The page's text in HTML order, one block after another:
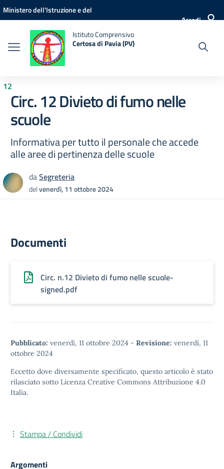
Vai ai contenuti
Vai al menu di navigazione
Vai al footer
Ministero dell'Istruzione e del
Accedi
Istituto Comprensivo
Certosa di Pavia (PV)
12
Circ. 12 Divieto di fumo nelle
scuole
Informativa per tutto il personale che accede
alle aree di pertinenza delle scuole
daSegreteria
delvenerdì, 11 ottobre 2024
Documenti
Circ. n.12 Divieto di fumo nelle scuole-
signed.pdf
Pubblicato: venerdì, 11 ottobre 2024 - Revisione: venerdì, 11
ottobre 2024
Eccetto dove diversamente specificato, questo articolo è stato
rilasciato sotto Licenza Creative Commons Attribuzione 4.0
Italia.
Stampa / Condividi
Argomenti